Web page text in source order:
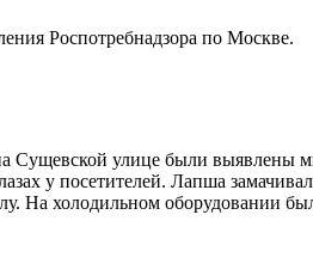
Роспотребнадзора по Москве.
Сущевской улице были выявлены
у посетителей. Лапша
холодильном оборудовании